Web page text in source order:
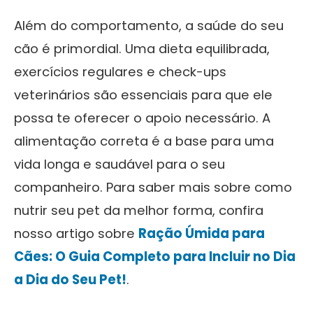
Além do comportamento, a saúde do seu
cão é primordial. Uma dieta equilibrada,
exercícios regulares e check-ups
veterinários são essenciais para que ele
possa te oferecer o apoio necessário. A
alimentação correta é a base para uma
vida longa e saudável para o seu
companheiro. Para saber mais sobre como
nutrir seu pet da melhor forma, confira
nosso artigo sobre Ração Úmida para
Cães: O Guia Completo para Incluir no Dia
a Dia do Seu Pet!.